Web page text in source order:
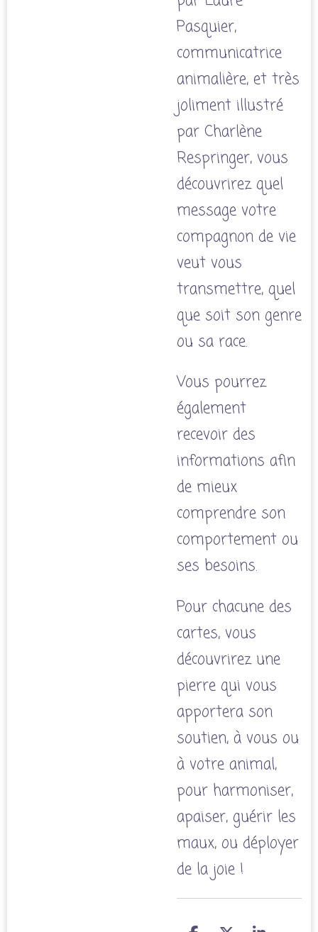
Pasquier,
communicatrice
animalière, et très
joliment illustré
par Charlène
Respringer, vous
découvrirez quel
message votre
compagnon de vie
veut vous
transmettre, quel
que soit son genre
ou sa race.
Vous pourrez
également
recevoir des
informations afin
de mieux
comprendre son
comportement ou
ses besoins.
Pour chacune des
cartes, vous
découvrirez une
pierre qui vous
apportera son
soutien, à vous ou
à votre animal,
pour harmoniser,
apaiser, guérir les
maux, ou déployer
de la joie !